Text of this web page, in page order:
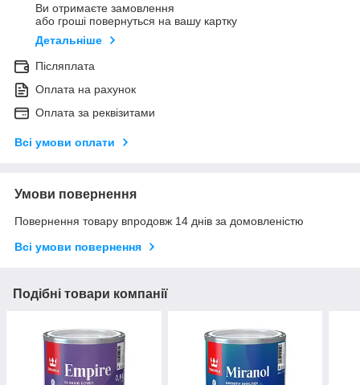
Ви отримаєте замовлення
або гроші повернуться на вашу картку
Детальніше
Післяплата
Оплата на рахунок
Оплата за реквізитами
Всі умови оплати
Умови повернення
Повернення товару впродовж 14 днів за домовленістю
Всі умови повернення
Подібні товари компанії